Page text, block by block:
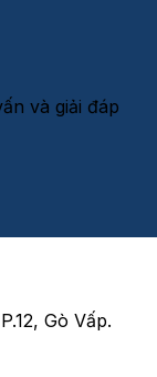
và giải đáp
Gò Vấp.